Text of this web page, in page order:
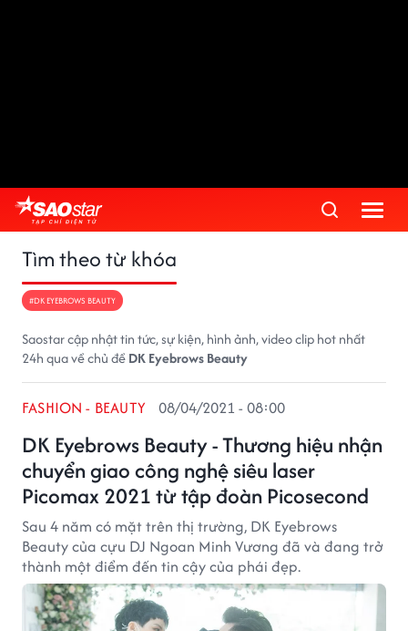
Tìm theo từ khóa
#DK EYEBROWS BEAUTY
Saostar cập nhật tin tức, sự kiện, hình ảnh, video clip hot nhất
24h qua về chủ đềDK Eyebrows Beauty
DK Eyebrows Beauty - Thương hiệu nhận
chuyển giao công nghệ siêu laser
Picomax 2021 từ tập đoàn Picosecond
FASHION - BEAUTY 08/04/2021 - 08:00
Sau 4 năm có mặt trên thị trường, DK Eyebrows
Beauty của cựu DJ Ngoan Minh Vương đã và đang trở
thành một điểm đến tin cậy của phái đẹp.